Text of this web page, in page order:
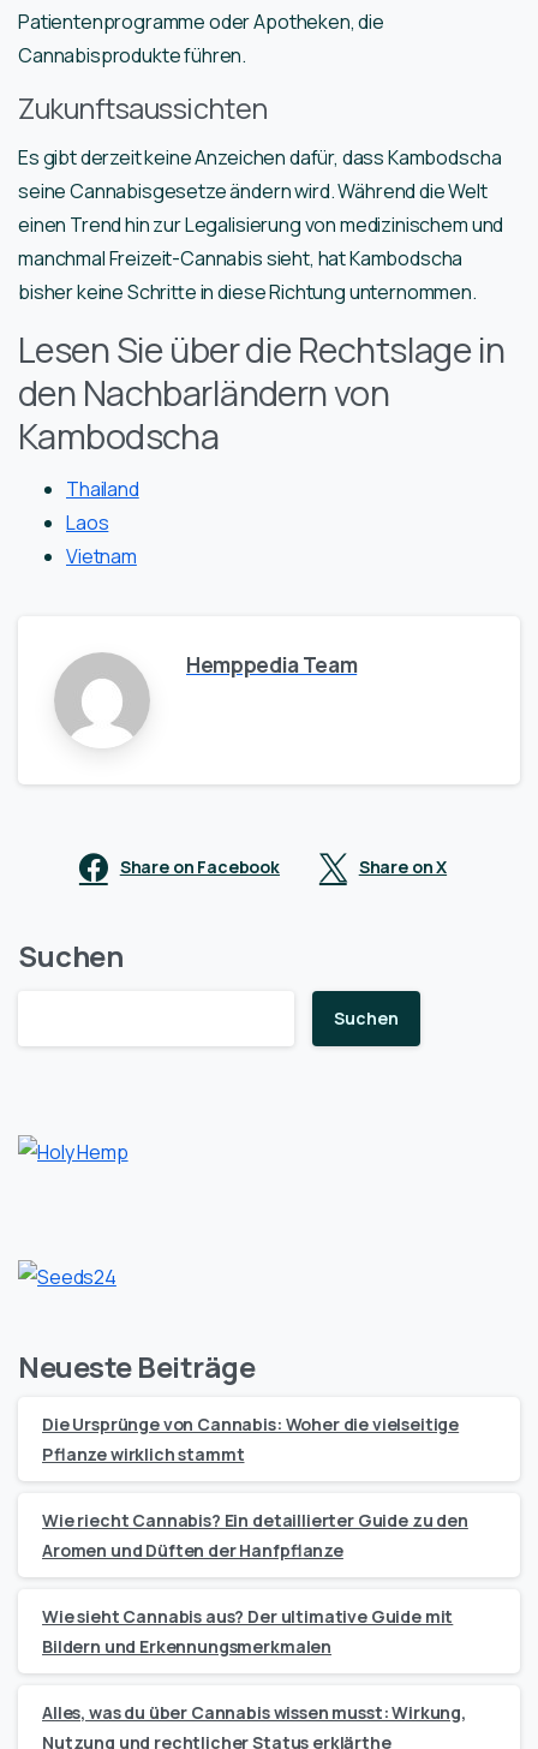
Patientenprogramme oder Apotheken, die
Cannabisprodukte führen.
Zukunftsaussichten
Es gibt derzeit keine Anzeichen dafür, dass Kambodscha
seine Cannabisgesetze ändern wird. Während die Welt
einen Trend hin zur Legalisierung von medizinischem und
manchmal Freizeit-Cannabis sieht, hat Kambodscha
bisher keine Schritte in diese Richtung unternommen.
Lesen Sie über die Rechtslage in
den Nachbarländern von
Kambodscha
Thailand
Laos
Vietnam
Hemppedia Team
Share on Facebook Share on X
Suchen
Suchen
Neueste Beiträge
Die Ursprünge von Cannabis: Woher die vielseitige
Pflanze wirklich stammt
Wie riecht Cannabis? Ein detaillierter Guide zu den
Aromen und Düften der Hanfpflanze
Wie sieht Cannabis aus? Der ultimative Guide mit
Bildern und Erkennungsmerkmalen
Alles, was du über Cannabis wissen musst: Wirkung,
Nutzung und rechtlicher Status erklärthe